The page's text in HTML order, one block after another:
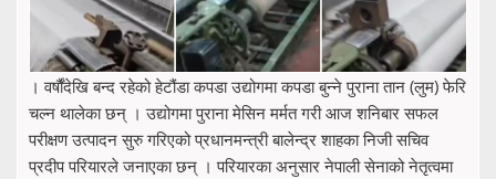
। वर्षौंदेखि बन्द रहेको हेटौंडा कपडा उद्योगमा कपडा बुन्ने पुराना तान (लुम) फेरि
चल्न थालेका छन् । उद्योगमा पुराना मेसिन मर्मत गरी आज शनिबार सफल
परीक्षण उत्पादन सुरु गरिएको प्रधानमन्त्री बालेन्द्र शाहका निजी सचिव
प्रदीप परियारले जनाएका छन् । परियारका अनुसार नेपाली सेनाको नेतृत्वमा